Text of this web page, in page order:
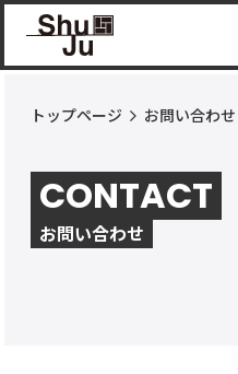
物件
ShuJu
につ
いて
トップページ お問い合わせ
CONTACT
お問い合わせ